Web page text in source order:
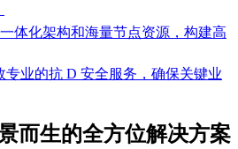
体化架构和海量节点资源，构建高
专业的抗 D 安全服务，确保关键业
而生的全方位解决方案